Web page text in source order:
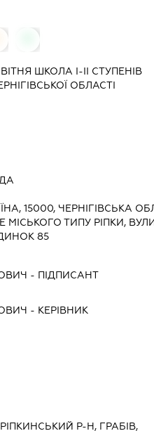
ШКОЛА І-ІІ СТУПЕНІВ
ОБЛАСТІ
15000, ЧЕРНІГІВСЬКА
ТИПУ РІПКИ,
85
- ПІДПИСАНТ
- КЕРІВНИК
Р-Н, ГРАБІВ,